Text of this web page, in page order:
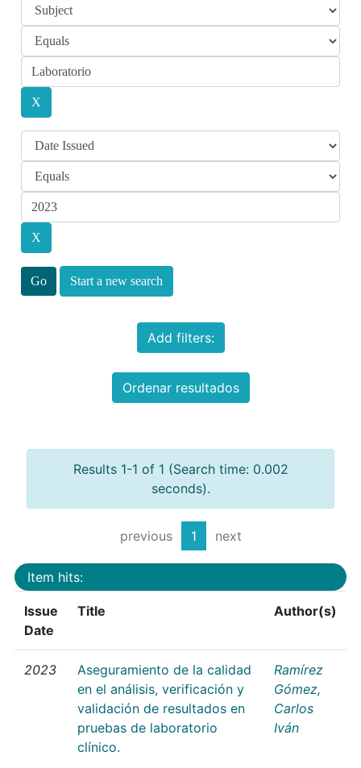
Start a new search
Add filters:
Ordenar resultados
Results 1-1 of 1 (Search time: 0.002
seconds).
previous 1 next
Item hits:
Issue
Date
Title Author(s)
2023
Aseguramiento de la calidad
en el análisis, verificación y
validación de resultados en
pruebas de laboratorio
clínico.
Ramírez
Gómez,
Carlos
Iván